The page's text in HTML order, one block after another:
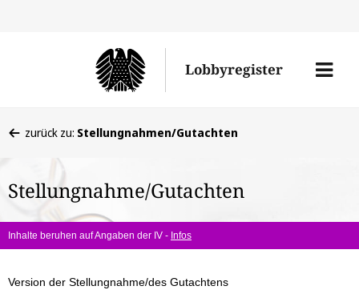
Lobbyregister
Menü
befinden
hier:
zurück zu: Stellungnahmen/Gutachten
Stellungnahme/Gutachten
Inhalte beruhen auf Angaben der IV - Infos
Version der Stellungnahme/des Gutachtens